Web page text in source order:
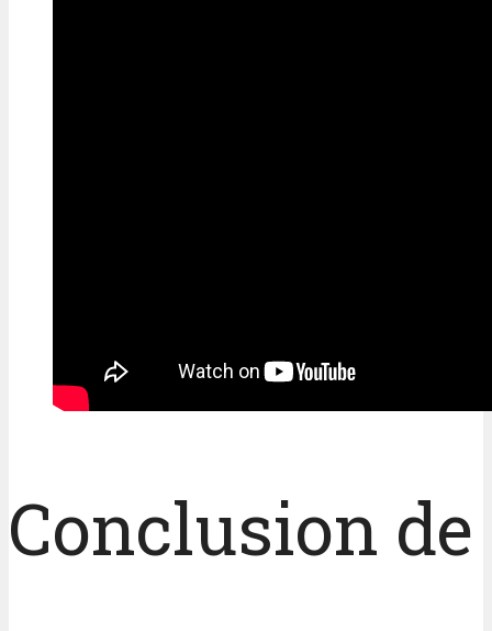
Conclusion